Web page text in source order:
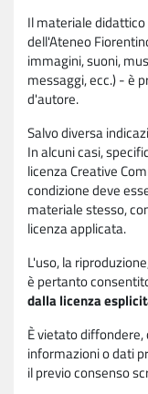
Il materiale
dell'Ateneo
immagini, suoni,
messaggi, ecc.) - è
d'autore.
Salvo diversa
In alcuni casi,
licenza Creative
condizione deve
materiale stesso,
licenza applicata.
L'uso, la
è pertanto
dalla licenza
È vietato
informazioni o dati
il previo consenso